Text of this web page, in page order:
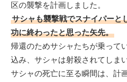
区の襲撃を計画しました。
サシャも襲撃戦でスナイパーと
功に終わったと思った矢先。
帰還のためサシャたちが乗って
込み、サシャは射殺されてしま
サシャの死亡に至る瞬間は、計